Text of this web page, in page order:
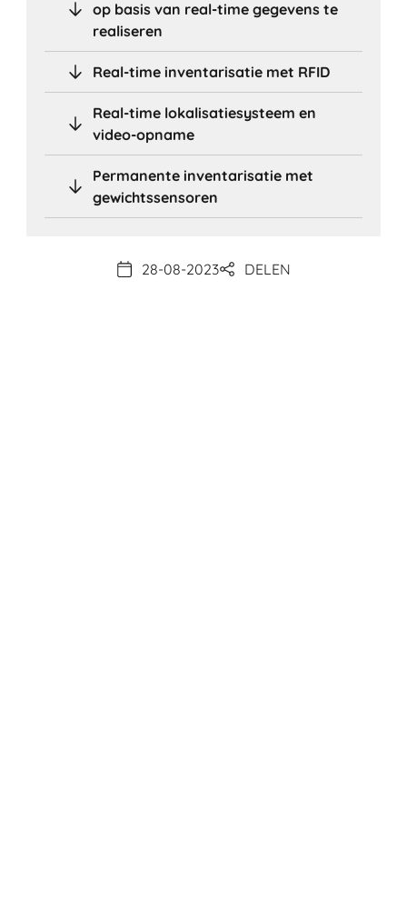
op basis van real-time gegevens te
realiseren
Real-time inventarisatie met RFID
Real-time lokalisatiesysteem en
video-opname
Permanente inventarisatie met
gewichtssensoren
28-08-2023 DELEN